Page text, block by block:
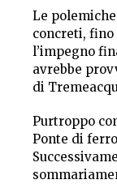
Le
concreti, fino
l’impegno
avrebbe
di
Purtroppo
Ponte di